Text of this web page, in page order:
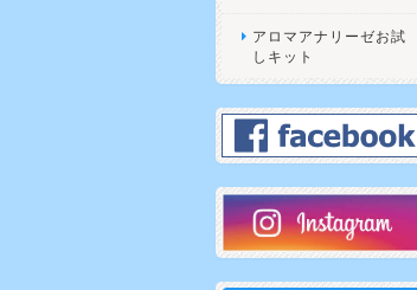
アロマアナリーゼお試
しキット